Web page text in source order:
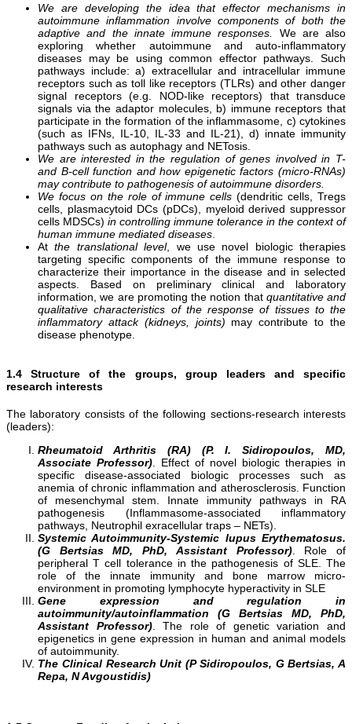
We are developing the idea that effector mechanisms in
autoimmune inflammation involve components of both the
adaptive and the innate immune responses.
We are also
exploring whether autoimmune and auto-inflammatory
diseases may be using common effector pathways. Such
pathways include: a) extracellular and intracellular immune
receptors such as toll like receptors (TLRs) and other danger
signal receptors (e.g. NOD-like receptors) that transduce
signals via the adaptor molecules, b) immune receptors that
participate in the formation of the inflammasome, c) cytokines
(such as IFNs, IL-10, IL-33 and IL-21), d) innate immunity
pathways such as autophagy and NETosis.
We are interested in the regulation of genes involved in T-
and B-cell function and how epigenetic factors (micro-RNAs)
may contribute to pathogenesis of autoimmune disorders.
We focus on the role of immune cells (dendritic cells, Tregs
cells, plasmacytoid DCs (pDCs), myeloid derived suppressor
cells MDSCs) in controlling immune tolerance in the context of
human immune mediated diseases
Atthe translational level, we use novel biologic therapies
targeting specific components of the immune response to
characterize their importance in the disease and in selected
aspects. Based on preliminary clinical and laboratory
information, we are promoting the notion that quantitative and
qualitative characteristics of the response of tissues to the
inflammatory attack (kidneys, joints) may contribute to the
disease phenotype.
1.4 Structure of the groups, group leaders and specific
research interests
The laboratory consists of the following sections-research interests
(leaders):
Rheumatoid Arthritis (RA) (P. I. Sidiropoulos, MD,
Associate Professor) . Effect of novel biologic therapies in
specific disease-associated biologic processes such as
anemia of chronic inflammation and atherosclerosis. Function
of mesenchymal stem. Innate immunity pathways in RA
pathogenesis (Inflammasome-associated inflammatory
pathways, Neutrophil exracellular traps – NETs).
Systemic Autoimmunity-Systemic lupus Erythematosus.
(G Bertsias MD, PhD, Assistant Professor). Role of
peripheral T cell tolerance in the pathogenesis of SLE. The
role of the innate immunity and bone marrow micro-
environment in promoting lymphocyte hyperactivity in SLE
Gene expression and regulation in
autoimmunity/autoinflammation (G Bertsias MD, PhD,
Assistant Professor). The role of genetic variation and
epigenetics in gene expression in human and animal models
of autoimmunity.
The Clinical Research Unit (P Sidiropoulos, G Bertsias, A
Repa, N Avgoustidis)